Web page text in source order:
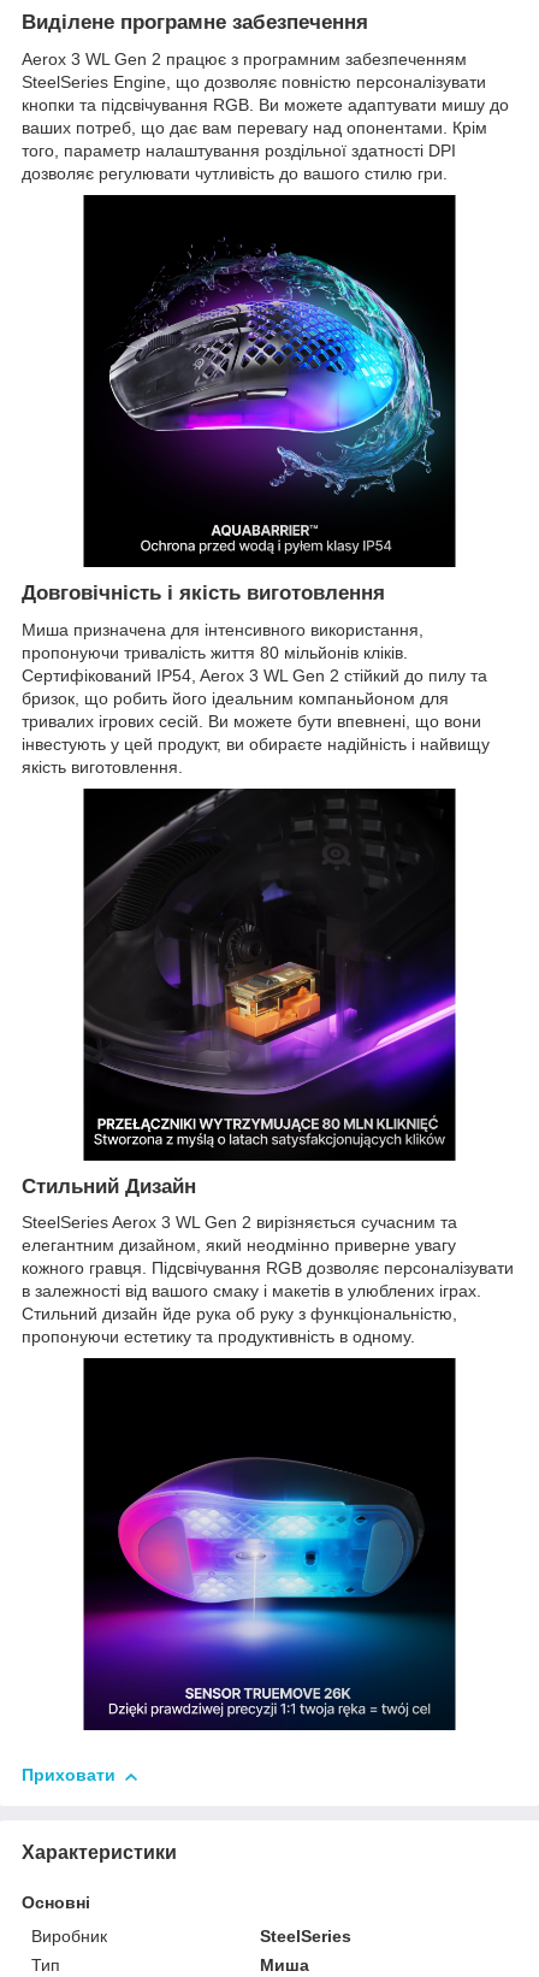
Виділене програмне забезпечення
Aerox 3 WL Gen 2 працює з програмним забезпеченням
SteelSeries Engine, що дозволяє повністю персоналізувати
кнопки та підсвічування RGB. Ви можете адаптувати мишу до
ваших потреб, що дає вам перевагу над опонентами. Крім
того, параметр налаштування роздільної здатності DPI
дозволяє регулювати чутливість до вашого стилю гри.
Довговічність і якість виготовлення
Миша призначена для інтенсивного використання,
пропонуючи тривалість життя 80 мільйонів кліків.
Сертифікований IP54, Aerox 3 WL Gen 2 стійкий до пилу та
бризок, що робить його ідеальним компаньйоном для
тривалих ігрових сесій. Ви можете бути впевнені, що вони
інвестують у цей продукт, ви обираєте надійність і найвищу
якість виготовлення.
Стильний Дизайн
SteelSeries Aerox 3 WL Gen 2 вирізняється сучасним та
елегантним дизайном, який неодмінно приверне увагу
кожного гравця. Підсвічування RGB дозволяє персоналізувати
в залежності від вашого смаку і макетів в улюблених іграх.
Стильний дизайн йде рука об руку з функціональністю,
пропонуючи естетику та продуктивність в одному.
Приховати
Характеристики
Основні
Виробник
SteelSeries
Тип
Миша